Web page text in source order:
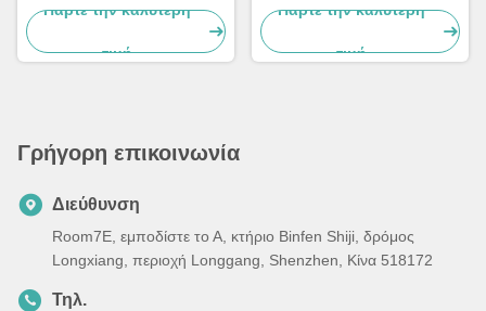
οδηγήσεων ακτίνων PMMA
βαθμού, φακοί φανών των
οδηγήσεων
Πάρτε την καλύτερη
τιμή
κατευθυντήρων για το
Πάρτε την καλύτερη
τιμή
Γρήγορη επικοινωνία
Διεύθυνση
Room7E, εμποδίστε το Α, κτήριο Binfen Shiji, δρόμος
Longxiang, περιοχή Longgang, Shenzhen, Κίνα 518172
Τηλ.